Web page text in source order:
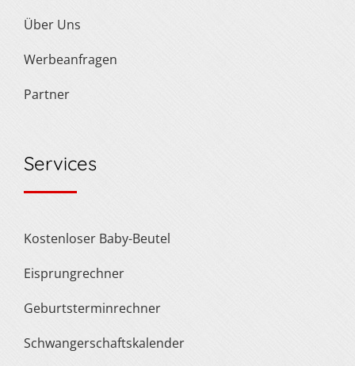
Über Uns
Werbeanfragen
Partner
Services
Kostenloser Baby-Beutel
Eisprungrechner
Geburtsterminrechner
Schwangerschaftskalender